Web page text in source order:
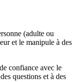
(adulte ou
et le manipule à des
confiance avec le
questions et à des